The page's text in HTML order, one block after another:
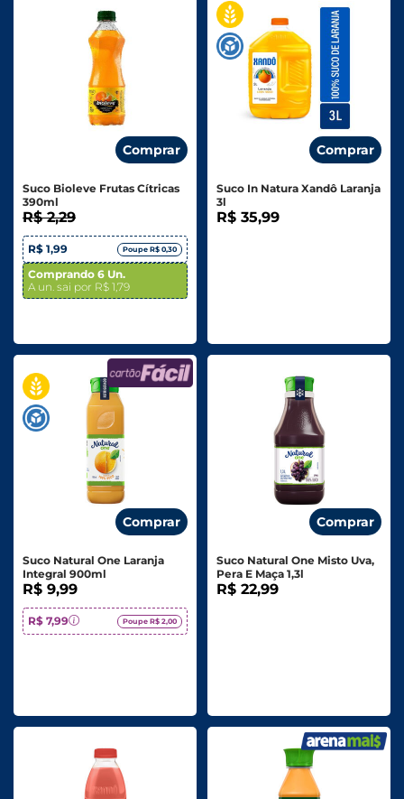
Comprar
Suco Bioleve Frutas Cítricas
390ml
R$ 2,29
R$ 1,99 Poupe R$ 0,30
Comprando 6 Un.
A un. sai por R$ 1,79
Comprar
Suco In Natura Xandô Laranja
3l
R$ 35,99
Comprar
Suco Natural One Laranja
Integral 900ml
R$ 9,99
R$ 7,99 Poupe R$ 2,00
Comprar
Suco Natural One Misto Uva,
Pera E Maça 1,3l
R$ 22,99